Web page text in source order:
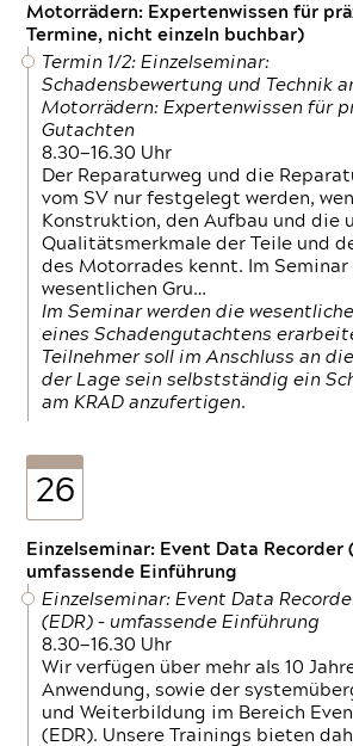
Motorrädern: Expertenwissen für
Termine, nicht einzeln buchbar)
Termin 1/2: Einzelseminar:
Schadensbewertung und Technik
Motorrädern: Expertenwissen für
Gutachten
8.30—16.30 Uhr
Der Reparaturweg und die
vom SV nur festgelegt werden,
Konstruktion, den Aufbau und die
Qualitätsmerkmale der Teile und
des Motorrades kennt. Im Seminar
wesentlichen Gru…
Im Seminar werden die
eines Schadengutachtens
Teilnehmer soll im Anschluss an
der Lage sein selbstständig ein
am KRAD anzufertigen.
26
Einzelseminar: Event Data Recorder
umfassende Einführung
Einzelseminar: Event Data
(EDR) – umfassende Einführung
8.30—16.30 Uhr
Wir verfügen über mehr als 10
Anwendung, sowie der
und Weiterbildung im Bereich
(EDR). Unsere Trainings bieten